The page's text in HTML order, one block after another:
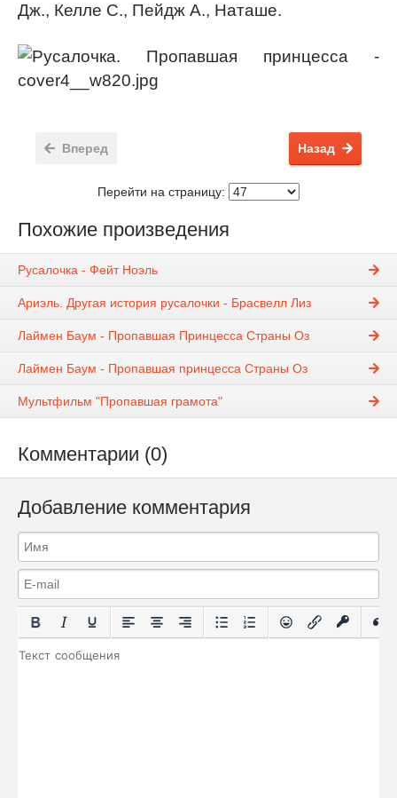
Дж., Келле С., Пейдж А., Наташе.
Назад
Вперед
Перейти на страницу:
Похожие произведения
Русалочка - Фейт Ноэль
Ариэль. Другая история русалочки - Брасвелл Лиз
Лаймен Баум - Пропавшая Принцесса Страны Оз
Лаймен Баум - Пропавшая принцесса Страны Оз
Мультфильм "Пропавшая грамота"
Комментарии (0)
Добавление комментария